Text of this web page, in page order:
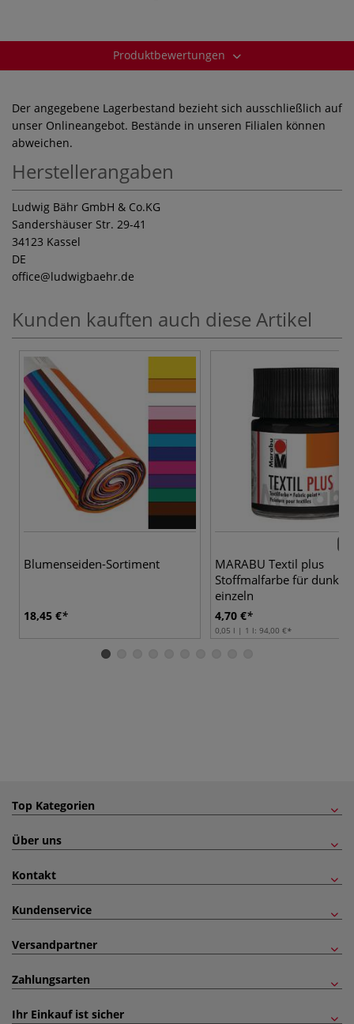
Produktbewertungen
Der angegebene Lagerbestand bezieht sich ausschließlich auf
unser Onlineangebot. Bestände in unseren Filialen können
abweichen.
Herstellerangaben
Ludwig Bähr GmbH & Co.KG
Sandershäuser Str. 29-41
34123 Kassel
DE
office@ludwigbaehr.de
Kunden kauften auch diese Artikel
Blumenseiden-Sortiment
18,45 €
MARABU Textil plus
Stoffmalfarbe für dunkle
einzeln
4,70 €
0,05 l | 1 l: 94,00 €
Top Kategorien
Über uns
Kontakt
Kundenservice
Versandpartner
Zahlungsarten
Ihr Einkauf ist sicher